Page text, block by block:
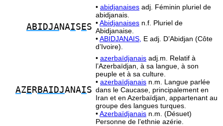
ABIDJANAIS ES
• abidjanaises adj. Féminin pluriel de
abidjanais.
•Abidjanaises n.f. Pluriel de
Abidjanaise.
•ABIDJANAIS, E adj. D’Abidjan (Côte
d’Ivoire).
AZE RBAIDJANAIS
• azerbaïdjanais adj.m. Relatif à
l’Azerbaïdjan, à sa langue, à son
peuple et à sa culture.
• azerbaïdjanais n.m. Langue parlée
dans le Caucase, principalement en
Iran et en Azerbaïdjan, appartenant au
groupe des langues turques.
•Azerbaïdjanais n.m. (Désuet)
Personne de l’ethnie azérie.